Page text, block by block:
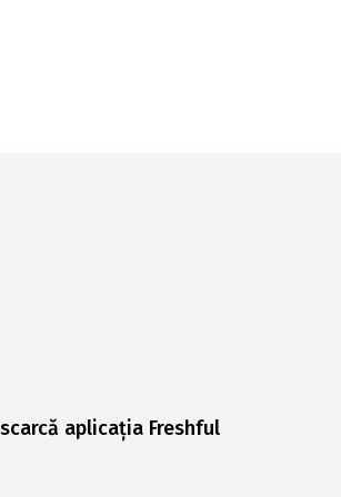
aplicația Freshful